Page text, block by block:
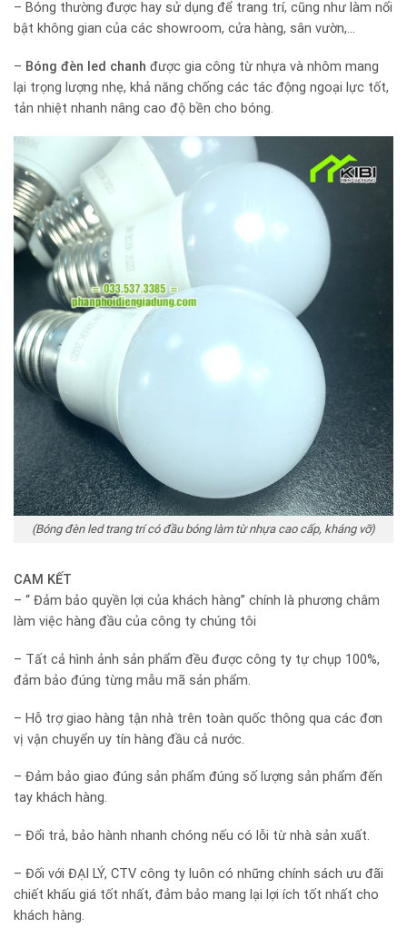
– Bóng thường được hay sử dụng để trang trí, cũng như làm nổi
bật không gian của các showroom, cửa hàng, sân vườn,…
– Bóng đèn led chanh được gia công từ nhựa và nhôm mang
lại trọng lượng nhẹ, khả năng chống các tác động ngoại lực tốt,
tản nhiệt nhanh nâng cao độ bền cho bóng.
(Bóng đèn led trang trí có đầu bóng làm từ nhựa cao cấp, kháng vỡ)
CAM KẾT
– “ Đảm bảo quyền lợi của khách hàng” chính là phương châm
làm việc hàng đầu của công ty chúng tôi
– Tất cả hình ảnh sản phẩm đều được công ty tự chụp 100%,
đảm bảo đúng từng mẫu mã sản phẩm.
– Hỗ trợ giao hàng tận nhà trên toàn quốc thông qua các đơn
vị vận chuyển uy tín hàng đầu cả nước.
– Đảm bảo giao đúng sản phẩm đúng số lượng sản phẩm đến
tay khách hàng.
– Đổi trả, bảo hành nhanh chóng nếu có lỗi từ nhà sản xuất.
– Đối với ĐẠI LÝ, CTV công ty luôn có những chính sách ưu đãi
chiết khấu giá tốt nhất, đảm bảo mang lại lợi ích tốt nhất cho
khách hàng.